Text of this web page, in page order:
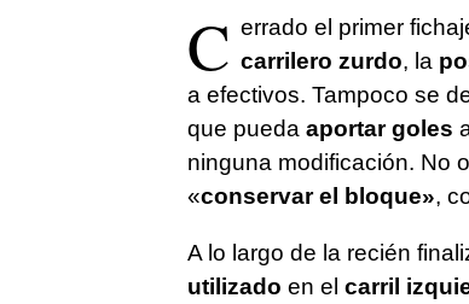
C errado el primer
carrilero zurdo, la
a efectivos. Tampoco se
que pueda aportar goles
ninguna modificación. No
«conservar el bloque»,
A lo largo de la recién
utilizado en el carril